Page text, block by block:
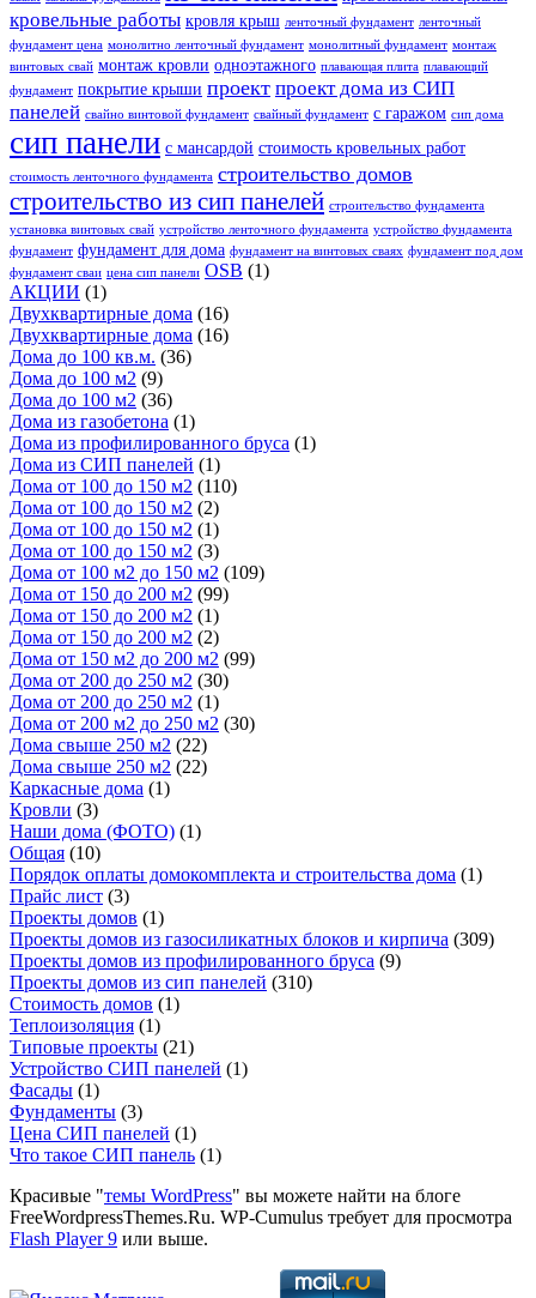
кровельные работы кровля крыш ленточный фундамент ленточный
фундамент цена монолитно ленточный фундамент монолитный фундамент монтаж
винтовых свай монтаж кровли одноэтажного плавающая плита плавающий
фундамент покрытие крыши проект проект дома из СИП
панелей свайно винтовой фундамент свайный фундамент с гаражом сип дома
сип панели с мансардой стоимость кровельных работ
стоимость ленточного фундамента строительство домов
строительство из сип панелей строительство фундамента
установка винтовых свай устройство ленточного фундамента устройство фундамента
фундамент фундамент для дома фундамент на винтовых сваях фундамент под дом
фундамент сваи цена сип панели OSB (1)
АКЦИИ (1)
Двухквартирные дома (16)
Двухквартирные дома (16)
Дома до 100 кв.м. (36)
Дома до 100 м2 (9)
Дома до 100 м2 (36)
Дома из газобетона (1)
Дома из профилированного бруса (1)
Дома из СИП панелей (1)
Дома от 100 до 150 м2 (110)
Дома от 100 до 150 м2 (2)
Дома от 100 до 150 м2 (1)
Дома от 100 до 150 м2 (3)
Дома от 100 м2 до 150 м2 (109)
Дома от 150 до 200 м2 (99)
Дома от 150 до 200 м2 (1)
Дома от 150 до 200 м2 (2)
Дома от 150 м2 до 200 м2 (99)
Дома от 200 до 250 м2 (30)
Дома от 200 до 250 м2 (1)
Дома от 200 м2 до 250 м2 (30)
Дома свыше 250 м2 (22)
Дома свыше 250 м2 (22)
Каркасные дома (1)
Кровли (3)
Наши дома (ФОТО) (1)
Общая (10)
Порядок оплаты домокомплекта и строительства дома (1)
Прайс лист (3)
Проекты домов (1)
Проекты домов из газосиликатных блоков и кирпича (309)
Проекты домов из профилированного бруса (9)
Проекты домов из сип панелей (310)
Стоимость домов (1)
Теплоизоляция (1)
Типовые проекты (21)
Устройство СИП панелей (1)
Фасады (1)
Фундаменты (3)
Цена СИП панелей (1)
Что такое СИП панель (1)
Красивые "темы WordPress" вы можете найти на блоге
FreeWordpressThemes.Ru. WP-Cumulus требует для просмотра
Flash Player 9 или выше.